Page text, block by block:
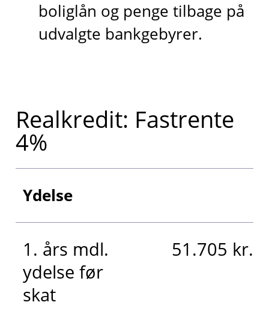
boliglån og penge tilbage på
udvalgte bankgebyrer.
Realkredit: Fastrente
4%
Ydelse
1. års mdl.
ydelse før
skat
51.705 kr.